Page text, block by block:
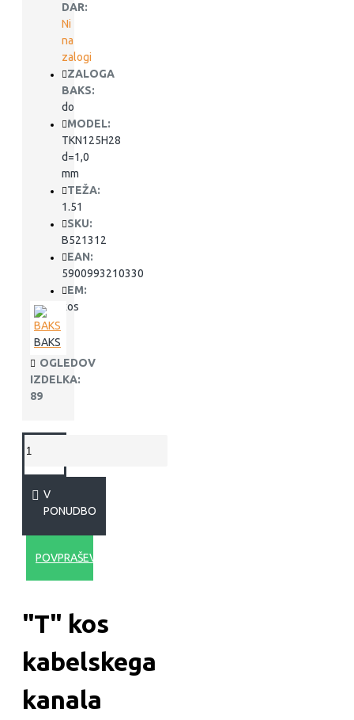
DAR:
Ni
na
zalogi
ZALOGA
BAKS:
do
MODEL:
TKN125H28
d=1,0
mm
TEŽA:
1.51
SKU:
B521312
EAN:
5900993210330
EM:
kos
BAKS
OGLEDOV
IZDELKA:
89
V
PONUDBO
POVPRAŠEVANJE
"T" kos
kabelskega
kanala